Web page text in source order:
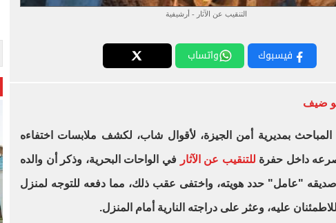
التنقيب عن الآثار - أرشيفية
فيسبوك واتساب
ضيف
بمديرية أمن الجيزة، لأقوال شاب، لكشف ملابسات اختفاءه
داخل حفرة للتنقيب عن الآثار في الواحات البحرية، وذكر أن والده
"عامل" حدد هويته، واختفى عقب ذلك، مما دفعه للتوجه لمنزل
عليه، وعثر على دراجته النارية أمام المنزل.